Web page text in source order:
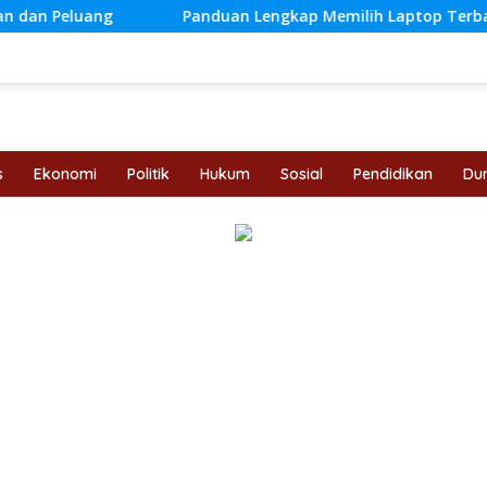
Panduan Lengkap Memilih Laptop Terbaik Sesuai
Ekonomi Politik Hukum Sosial Pendidikan